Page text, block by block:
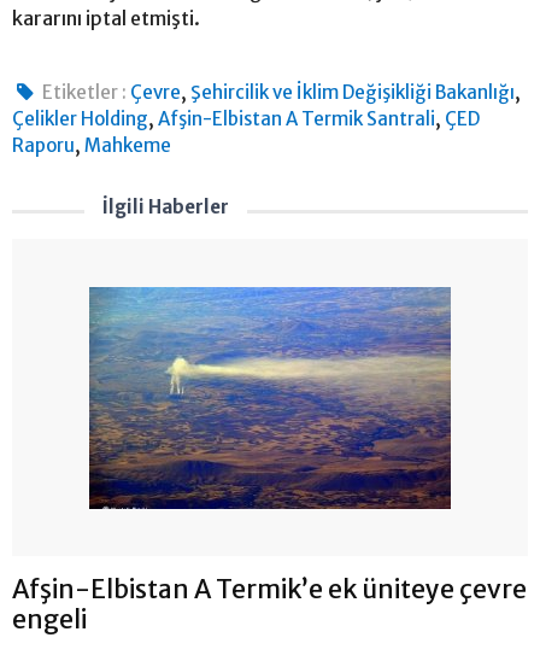
kararını iptal etmişti.
Etiketler : Çevre, Şehircilik ve İklim Değişikliği Bakanlığı,
Çelikler Holding, Afşin-Elbistan A Termik Santrali, ÇED
Raporu, Mahkeme
İlgili Haberler
Afşin-Elbistan A Termik’e ek üniteye çevre
engeli